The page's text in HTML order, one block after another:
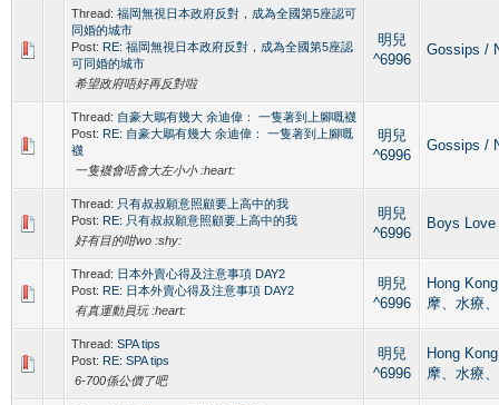
Thread: 福岡無視日本政府反對，成為全國第5座認可
同婚的城市
Post: RE: 福岡無視日本政府反對，成為全國第5座認
可同婚的城市
希望政府唔好再反對啦
明兒
^6996
Gossips /
Thread: 自豪大鵰有幾大 余迪偉： 一隻著到上腳嘅襪
Post: RE: 自豪大鵰有幾大 余迪偉： 一隻著到上腳嘅
襪
一隻襪會唔會大左小小 :heart:
明兒
^6996
Gossips /
Thread: 只有叔叔願意照顧要上高中的我
Post: RE: 只有叔叔願意照顧要上高中的我
好有目的咁wo :shy:
明兒
^6996
Boys
Thread: 日本外賣心得及注意事項 DAY2
Post: RE: 日本外賣心得及注意事項 DAY2
有真運動員玩 :heart:
明兒
^6996
Hong
摩、水療
Thread: SPA tips
Post: RE: SPA tips
6-700係公價了吧
明兒
^6996
Hong
摩、水療